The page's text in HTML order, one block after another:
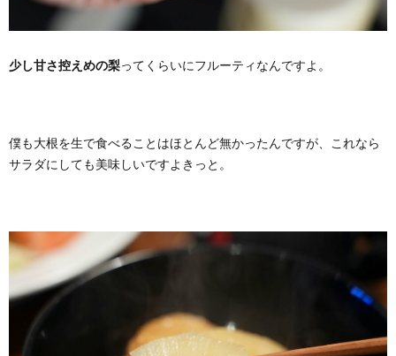
少し甘さ控えめの梨ってくらいにフルーティなんですよ。
僕も大根を生で食べることはほとんど無かったんですが、これなら
サラダにしても美味しいですよきっと。